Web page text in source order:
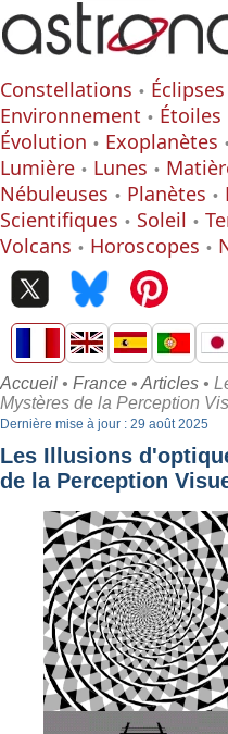
Constellations Éclipses
Environnement
Étoiles
Évolution
Exoplanètes
Lumière
Lunes
Nébuleuses
Planètes
Scientifiques
Soleil
Volcans
Horoscopes
Accueil • France • Articles •
Mystères de la Perception
Dernière mise à jour : 29 août 2025
Les Illusions
de la Perception